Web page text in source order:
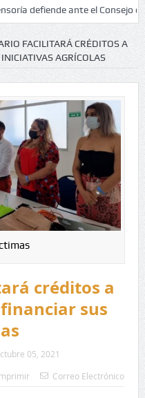
ante el Consejo de
FACILITARÁ CRÉDITOS A
AGRÍCOLAS
créditos a
sus
05, 2021
Correo Electrónico